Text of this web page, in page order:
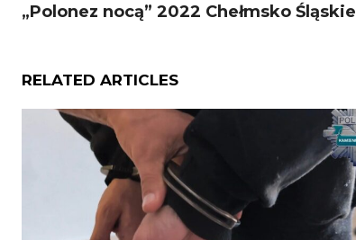
„Polonez nocą” 2022 Chełmsko Śląskie
RELATED ARTICLES